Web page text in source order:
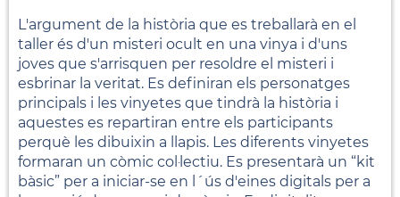
L'argument de la història que es treballarà en el
taller és d'un misteri ocult en una vinya i d'uns
joves que s'arrisquen per resoldre el misteri i
esbrinar la veritat. Es definiran els personatges
principals i les vinyetes que tindrà la història i
aquestes es repartiran entre els participants
perquè les dibuixin a llapis. Les diferents vinyetes
formaran un còmic col·lectiu. Es presentarà un “kit
bàsic” per a iniciar-se en l´ús d'eines digitals per a